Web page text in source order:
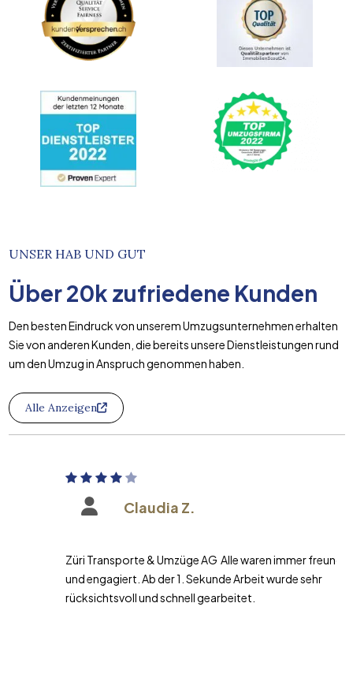
UNSER HAB UND GUT
Über20k zufriedene Kunden
Den besten Eindruck von unserem Umzugsunternehmen erhalten
Sie von anderen Kunden, die bereits unsere Dienstleistungen rund
um den Umzug in Anspruch genommen haben.
Alle Anzeigen
Claudia Z.
Züri Transporte & Umzüge AG Alle waren immer freundlich
und engagiert. Ab der 1. Sekunde Arbeit wurde sehr
rücksichtsvoll und schnell gearbeitet.